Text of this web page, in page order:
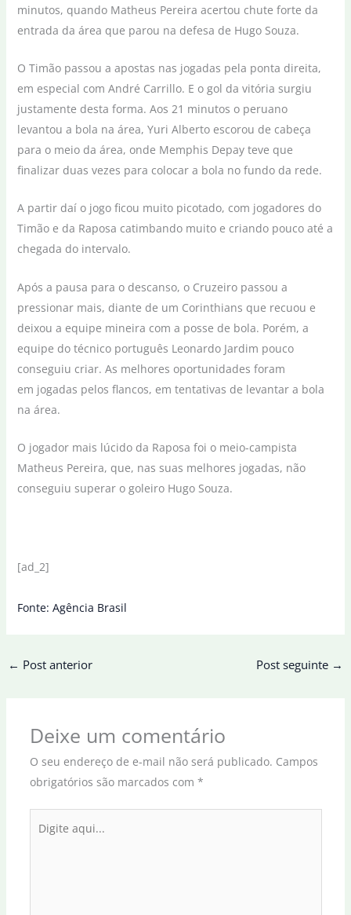
minutos, quando Matheus Pereira acertou chute forte da
entrada da área que parou na defesa de Hugo Souza.
O Timão passou a apostas nas jogadas pela ponta direita,
em especial com André Carrillo. E o gol da vitória surgiu
justamente desta forma. Aos 21 minutos o peruano
levantou a bola na área, Yuri Alberto escorou de cabeça
para o meio da área, onde Memphis Depay teve que
finalizar duas vezes para colocar a bola no fundo da rede.
A partir daí o jogo ficou muito picotado, com jogadores do
Timão e da Raposa catimbando muito e criando pouco até a
chegada do intervalo.
Após a pausa para o descanso, o Cruzeiro passou a
pressionar mais, diante de um Corinthians que recuou e
deixou a equipe mineira com a posse de bola. Porém, a
equipe do técnico português Leonardo Jardim pouco
conseguiu criar. As melhores oportunidades foram
em jogadas pelos flancos, em tentativas de levantar a bola
na área.
O jogador mais lúcido da Raposa foi o meio-campista
Matheus Pereira, que, nas suas melhores jogadas, não
conseguiu superar o goleiro Hugo Souza.
[ad_2]
Fonte: Agência Brasil
← Post anterior Post seguinte →
Deixe um comentário
O seu endereço de e-mail não será publicado. Campos
obrigatórios são marcados com *
aqui...